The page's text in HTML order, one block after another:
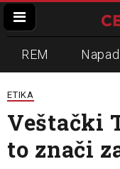
REM
Zvučni top
Propaganda
Informer
ETIKA
Veštački
to znači